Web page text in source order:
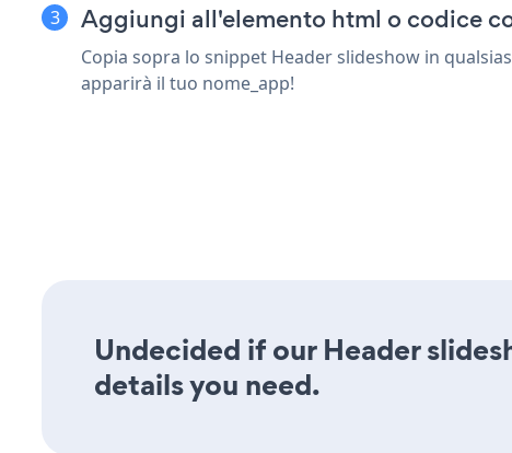
Aggiungi all'elemento html o codice
Copia sopra lo snippet Header slideshow in
apparirà il tuo nome_app!
Undecided if our Header
details you need.